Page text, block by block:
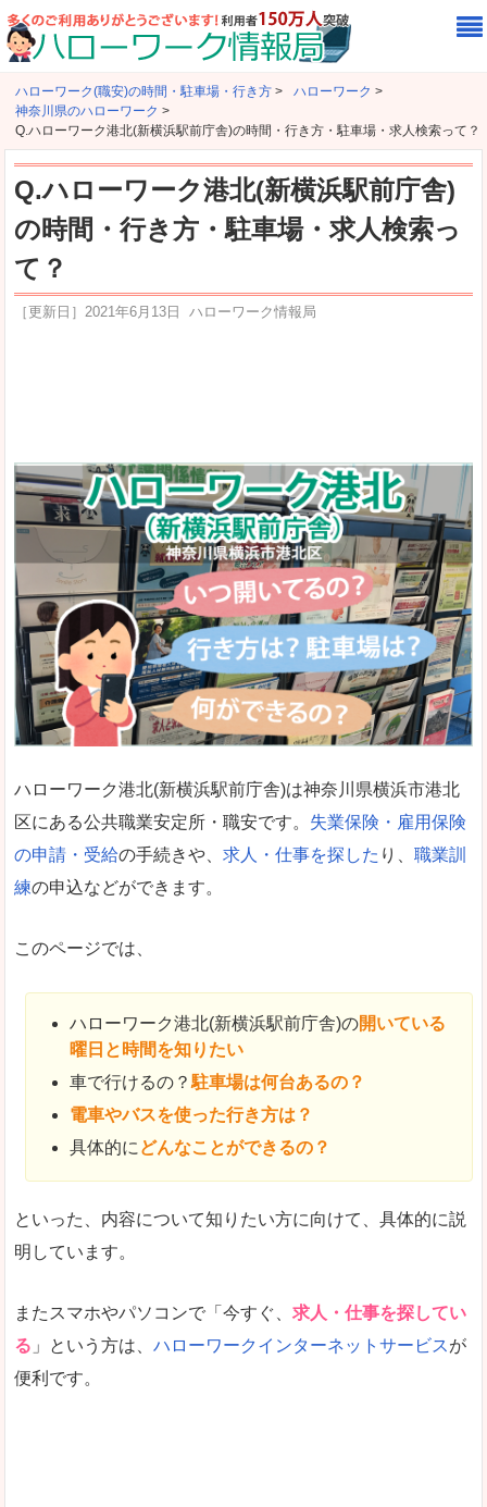
ハローワーク(職安)の時間・駐車場・行き方 > ハローワーク >
神奈川県のハローワーク >
Q.ハローワーク港北(新横浜駅前庁舎)の時間・行き方・駐車場・求人検索って？
Q.ハローワーク港北(新横浜駅前庁舎)
の時間・行き方・駐車場・求人検索っ
て？
［更新日］ 2021年6月13日 ハローワーク情報局
ハローワーク港北(新横浜駅前庁舎)は神奈川県横浜市港北
区にある公共職業安定所・職安です。 失業保険・雇用保険
の申請・受給の手続きや、 求人・仕事を探した り、 職業訓
練の申込などができます。
このページでは、
ハローワーク港北(新横浜駅前庁舎)の開いている
曜日と時間を知りたい
車で行けるの？駐車場は何台あるの？
電車やバスを使った行き方は？
具体的にどんなことができるの？
といった、内容について知りたい方に向けて、具体的に説
明しています。
またスマホやパソコンで「今すぐ、 求人・仕事を探してい
る 」という方は、 ハローワークインターネットサービスが
便利です。